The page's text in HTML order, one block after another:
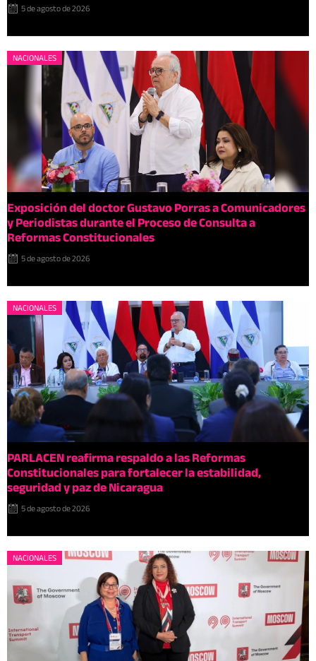
5 de agosto de 2026
NACIONALES
Exposición del doctor Gustavo Porras a Comunicadores
y Periodistas durante el Proceso de Consulta a
Reformas Constitucionales
5 de agosto de 2026
NACIONALES
PARLACEN reafirma respaldo a las Reformas
Constitucionales para fortalecer la estabilidad,
seguridad y paz de Nicaragua
5 de agosto de 2026
NACIONALES